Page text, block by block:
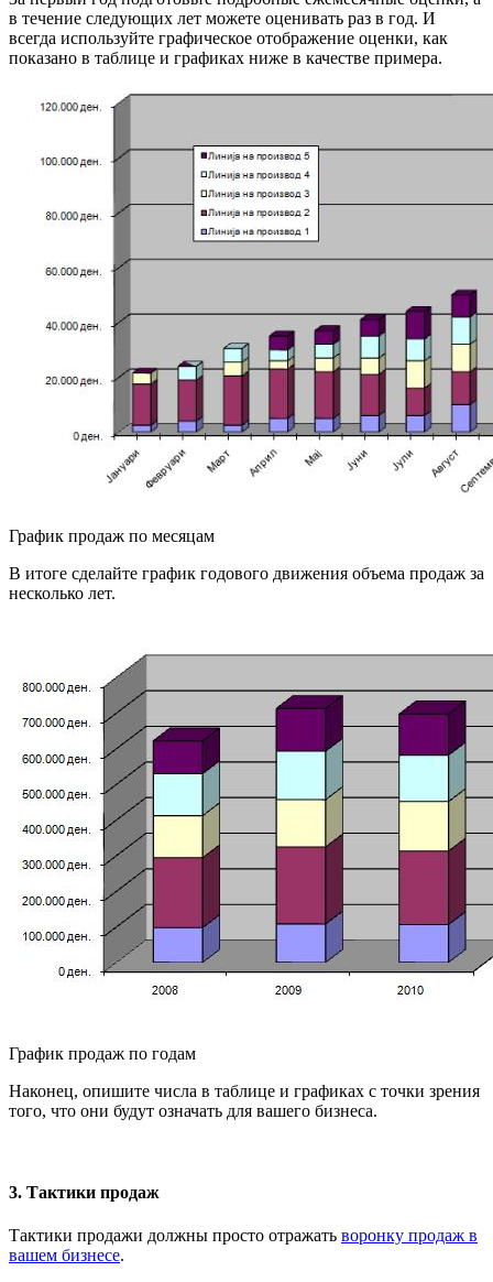
в течение следующих лет можете оценивать раз в год. И
всегда используйте графическое отображение оценки, как
показано в таблице и графиках ниже в качестве примера.
График продаж по месяцам
В итоге сделайте график годового движения объема продаж за
несколько лет.
График продаж по годам
Наконец, опишите числа в таблице и графиках с точки зрения
того, что они будут означать для вашего бизнеса.
3. Тактики продаж
Тактики продажи должны просто отражать воронку продаж в
вашем бизнесе.